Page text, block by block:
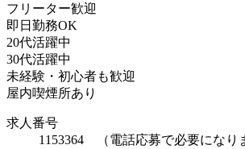
フリーター歓迎
即日勤務OK
20代活躍中
30代活躍中
未経験・初心者も歓迎
屋内喫煙所あり
求人番号
1153364 （電話応募で必要になり